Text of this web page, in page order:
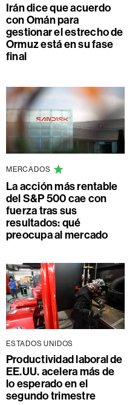
Irán dice que acuerdo
con Omán para
gestionar el estrecho de
Ormuz está en su fase
final
MERCADOS
La acción más rentable
del S&P 500 cae con
fuerza tras sus
resultados: qué
preocupa al mercado
ESTADOS UNIDOS
Productividad laboral de
EE.UU. acelera más de
lo esperado en el
segundo trimestre